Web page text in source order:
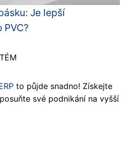
Je lepší
to půjde snadno! Získejte
své podnikání na vyšší